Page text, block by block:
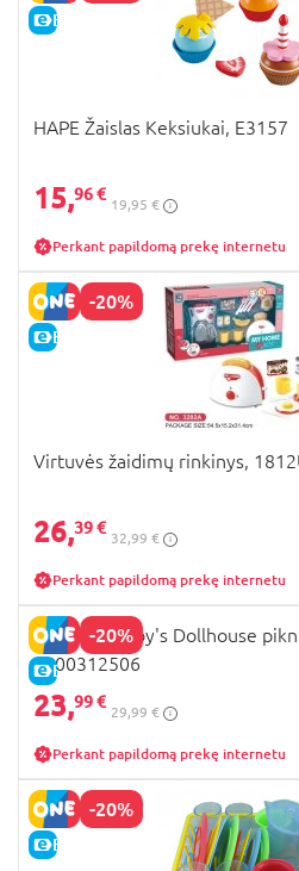
E-KAINA
HAPE Žaislas Keksiukai, E3157
15,96 €
19,95 €
Perkant papildomą prekę internetu
-20%
E-KAINA
Virtuvės žaidimų rinkinys,
26,39 €
32,99 €
Perkant papildomą prekę internetu
-20%
E-KAINA
SMOBY Gabby's Dollhouse
7600312506
23,99 €
29,99 €
Perkant papildomą prekę internetu
-20%
E-KAINA